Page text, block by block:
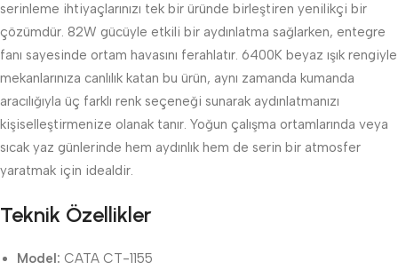
serinleme ihtiyaçlarınızı tek bir üründe birleştiren yenilikçi bir
çözümdür. 82W gücüyle etkili bir aydınlatma sağlarken, entegre
fanı sayesinde ortam havasını ferahlatır. 6400K beyaz ışık rengiyle
mekanlarınıza canlılık katan bu ürün, aynı zamanda kumanda
aracılığıyla üç farklı renk seçeneği sunarak aydınlatmanızı
kişiselleştirmenize olanak tanır. Yoğun çalışma ortamlarında veya
sıcak yaz günlerinde hem aydınlık hem de serin bir atmosfer
yaratmak için idealdir.
Teknik Özellikler
Model: CATA CT-1155